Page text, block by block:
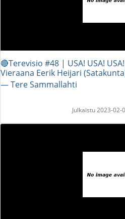
🔴Terevisio #48 | USA! USA!
Vieraana Eerik Heijari
― Tere Sammallahti
Julkaistu 2023-